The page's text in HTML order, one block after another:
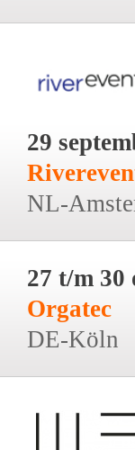
29
NL-
27 t/m 30
Orgatec
DE-Köln